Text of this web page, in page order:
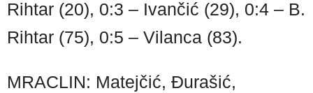
Rihtar (20), 0:3 – Ivančić (29), 0:4 – B.
Rihtar (75), 0:5 – Vilanca (83).
MRACLIN: Matejčić, Đurašić,